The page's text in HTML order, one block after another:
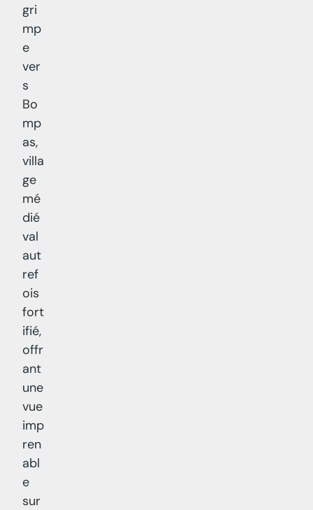
gri
mp
e
ver
s
Bo
mp
as,
villa
ge
mé
dié
val
aut
ref
ois
fort
ifié,
offr
ant
une
vue
imp
ren
abl
e
sur